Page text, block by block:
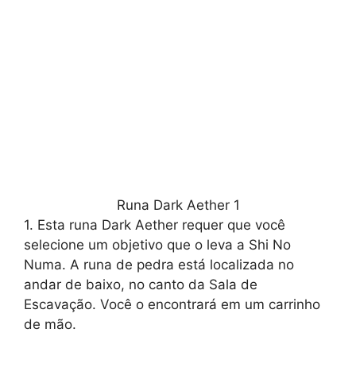
Runa Dark Aether 1
1. Esta runa Dark Aether requer que você
selecione um objetivo que o leva a Shi No
Numa. A runa de pedra está localizada no
andar de baixo, no canto da Sala de
Escavação. Você o encontrará em um carrinho
de mão.